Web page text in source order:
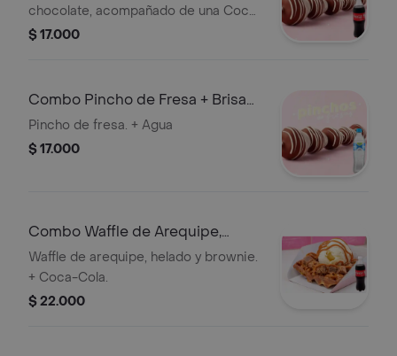
chocolate, acompañado de una Coca-
Cola de 500 ml.
$ 17.000
Combo Pincho de Fresa + Brisa
Sin Gas 600ML
Pincho de fresa. + Agua
$ 17.000
Combo Waffle de Arequipe,
Helado y Brownie + Coca-Cola
Waffle de arequipe, helado y brownie.
+ Coca-Cola.
$ 22.000